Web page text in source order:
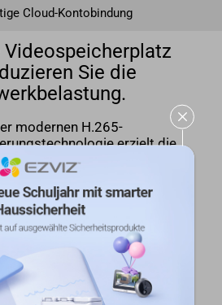
Cloud-Kontobindung
Videospeicherplatz
Sie die
modernen H.265-
erzielt die
oder eine bessere
gleichzeitiger Reduzierung
Bandbreite und des